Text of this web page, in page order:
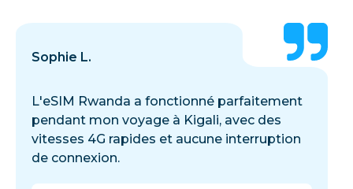
Sophie L.
L'eSIM Rwanda a fonctionné parfaitement
pendant mon voyage à Kigali, avec des
vitesses 4G rapides et aucune interruption
de connexion.